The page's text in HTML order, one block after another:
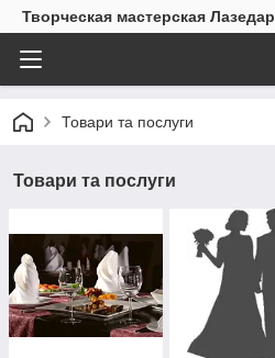
Творческая мастерская Лазедар
Товари та послуги
Товари та послуги